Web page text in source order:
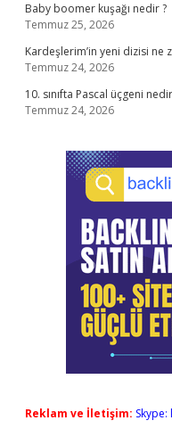
Baby boomer kuşağı nedir ?
Temmuz 25, 2026
Kardeşlerim’in yeni dizisi ne
Temmuz 24, 2026
10. sınıfta Pascal üçgeni
Temmuz 24, 2026
Reklam ve İletişim: